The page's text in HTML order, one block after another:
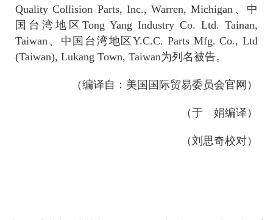
Quality Collision Parts, Inc., Warren, Michigan 、中
国台湾地区 Tong Yang Industry Co. Ltd. Tainan,
Taiwan 、中国台湾地区Y.C.C. Parts Mfg. Co., Ltd
(Taiwan), Lukang Town, Taiwan为列名被告。
（编译自：美国国际贸易委员会官网）
（于 娟编译）
（刘思奇校对）